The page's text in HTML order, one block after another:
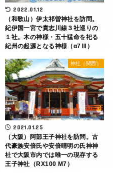
2022.01.12
（和歌山）伊太祁曽神社を訪問。
紀伊国一宮で貴志川線３社巡りの
１社。木の神様・五十猛命を祀る
紀州の起源となる神様（α7Ⅲ）
神社（関西）
2021.01.25
（大阪）阿部王子神社を訪問。古
代豪族安倍氏や安倍晴明の氏神神
社で大阪市内では唯一の現存する
王子神社（RX100 M7）